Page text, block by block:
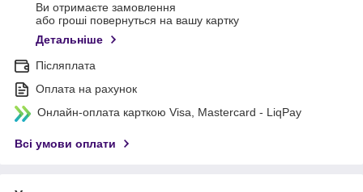
Ви отримаєте замовлення
або гроші повернуться на вашу картку
Детальніше
Післяплата
Оплата на рахунок
Онлайн-оплата карткою Visa, Mastercard - LiqPay
Всі умови оплати